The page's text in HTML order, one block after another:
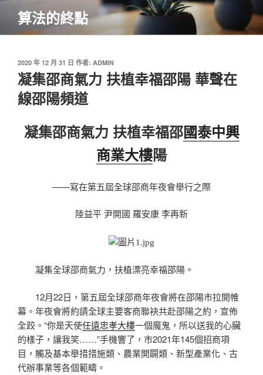
主
算法的終點
發
佈
於
2020 年 12 月 31 日 作者: ADMIN
凝集邵商氣力 扶植幸福邵陽 華聲在
線邵陽頻道
凝集邵商氣力 扶植幸福邵國泰中興
商業大樓陽
——寫在第五屆全球邵商年夜會舉行之際
陸益平 尹開國 羅安康 李再新
凝集全球邵商氣力，扶植漂亮幸福邵陽。
12月22日，第五屆全球邵商年夜會將在邵陽市拉開帷
幕。年夜會將約請全球主要客商聯袂共赴邵陽之約，宣佈
全跤。“你是天使任遠忠孝大樓一個魔鬼，所以送我的心臟
的樣子，讓我笑……”手機響了，市2021年145個招商項
目，觸及基本舉措措施類、農業開闢類、新型產業化、古
代辦事業等各個範疇。